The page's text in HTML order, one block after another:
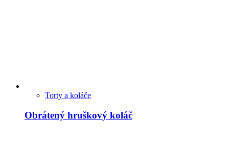
Torty a koláče
Obrátený hruškový koláč